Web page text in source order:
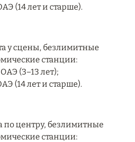
СУММЫ КОНТРАКТА НА
ISLAND ABU DHABI:
ВКЛЮЧЕНО – ВСЁ
(14 лет и старше).
у сцены, безлимитные
станции:
(3–13 лет);
(14 лет и старше).
центру, безлимитные
станции: